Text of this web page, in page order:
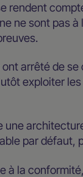
rendent
ne sont pas
arrêté de
exploiter
une
par défaut,
à la